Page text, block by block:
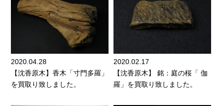
2020.04.28
【沈香原木】香木「寸門多羅」
を買取り致しました。
2020.02.17
【沈香原木】 銘：庭の桜「 伽
羅」を買取り致しました。